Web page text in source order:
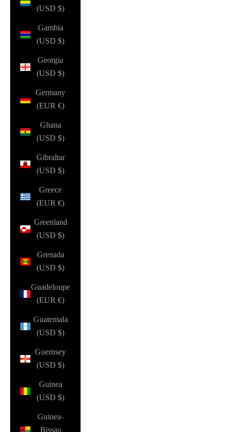
(USD $)
Gambia
(USD $)
Georgia
(USD $)
Germany
(EUR €)
Ghana
(USD $)
Gibraltar
(USD $)
Greece
(EUR €)
Greenland
(USD $)
Grenada
(USD $)
Guadeloupe
(EUR €)
Guatemala
(USD $)
Guernsey
(USD $)
Guinea
(USD $)
Guinea-
Bissau